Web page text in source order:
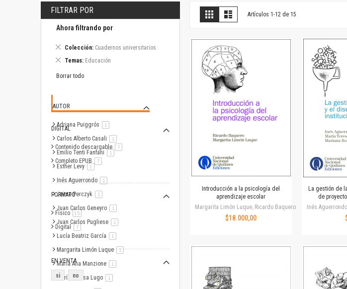
Géneros
Horizontes en las artes
La ideología argentina y latinoamericana
Serie Nuevas aproximaciones
Serie Clásicos latinoamericanos
Música y ciencia
Nuevos enfoques en ciencia y tecnología
Serie digital
Territorio y acumulación: conflictividades y alternativas
Textos y lecturas en ciencias sociales
Revista de Ciencias Sociales. Primera época
Ver
como
Grilla Lista Artículos 1-12 de 15
Introducción a la psicología del
aprendizaje escolar
Margarita Limón Luque, Ricardo Baquero
$18.000,00
La gestión de
de
Inés
FILTRAR POR
Ahora filtrando por
Colección Cuadernos universitarios
Eliminar
artículo
Temas Educación
Eliminar
artículo
Borrar todo
AUTOR
Adriana Puiggrós 1
Carlos Alberto Casali 1
Emilio Tenti Fanfani 1 artículo
Esther Levy 1 artículo
Inés Aguerrondo 1
Jaime Perczyk 1
Juan Carlos Geneyro 1
Juan Carlos Pugliese 1
Lucía Beatriz García 1
Margarita Limón Luque 1artículo
María Ana Manzione 1
María Teresa Lugo 1
DIGITAL
Contenido descargable 7artículo
Completo EPUB 7artículo
FORMATO
Físico 15
Digital 7artículo
EN VENTA
si no